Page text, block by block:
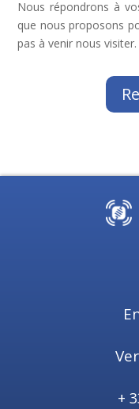
Nous répondrons à
que nous proposons
pas à venir nous visiter.
+